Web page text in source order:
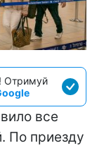
Отримуй
все
По приезду